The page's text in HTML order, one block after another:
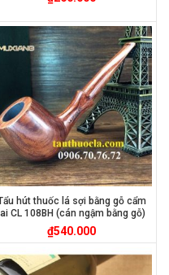
hút thuốc lá sợi bằng gỗ cẩm
lai CL 108BH (cán ngậm bằng gỗ)
₫540.000